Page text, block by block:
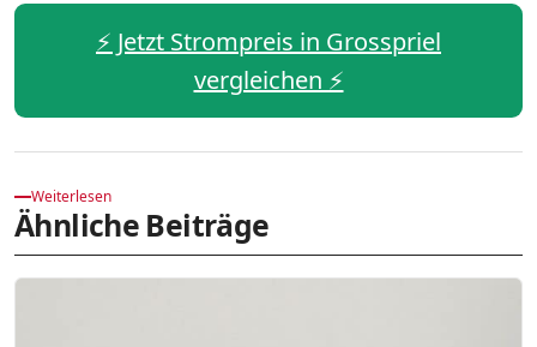
⚡️ Jetzt Strompreis in Grosspriel
vergleichen ⚡️
Weiterlesen
Ähnliche Beiträge